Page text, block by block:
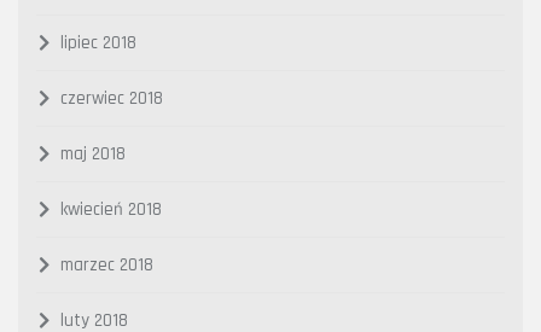
lipiec 2018
czerwiec 2018
maj 2018
kwiecień 2018
marzec 2018
luty 2018